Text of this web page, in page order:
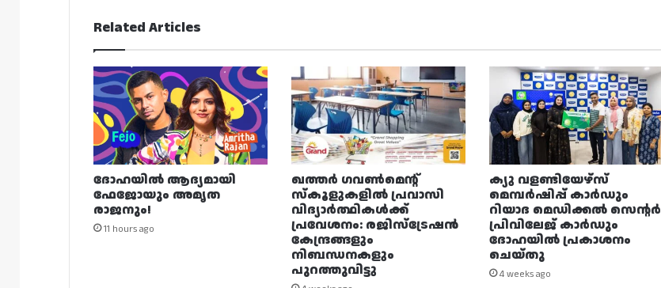
Related Articles
ദോഹയിൽ ആദ്യമായി
ഫേജോയും അമൃത
രാജനും!
11 hours ago
ഖത്തർ ഗവൺമെന്റ്
സ്കൂളുകളിൽ പ്രവാസി
വിദ്യാർത്ഥികൾക്ക്
പ്രവേശനം: രജിസ്ട്രേഷൻ
കേന്ദ്രങ്ങളും
നിബന്ധനകളും
പുറത്തുവിട്ടു
ക്യു വളണ്ടിയേഴ്‌സ്
മെമ്പർഷിപ്പ് കാർഡും
റിയാദ മെഡിക്കൽ സെന്റർ
പ്രിവിലേജ് കാർഡും
ദോഹയിൽ പ്രകാശനം
ചെയ്തു
4 weeks ago